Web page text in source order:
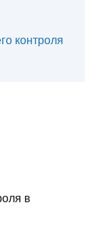
контроля
в